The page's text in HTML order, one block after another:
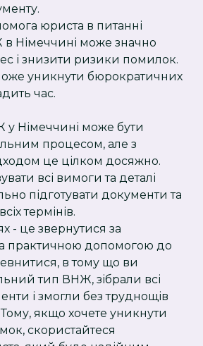
юриста в питанні
Німеччині може значно
і знизити ризики помилок.
уникнути бюрократичних
час.
Німеччині може бути
процесом, але з
це цілком досяжно.
всі вимоги та деталі
підготувати документи та
термінів.
- це звернутися за
практичною допомогою до
в тому що ви
тип ВНЖ, зібрали всі
і змогли без труднощів
якщо хочете уникнути
скористайтеся